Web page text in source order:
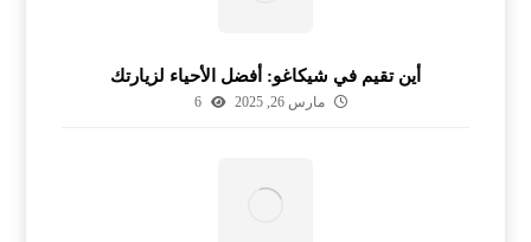
أين تقيم في شيكاغو: أفضل الأحياء لزيارتك
مارس 26, 2025 6